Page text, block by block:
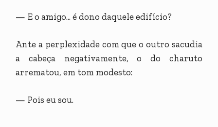
— E o amigo... é dono daquele edifício?
Ante a perplexidade com que o outro sacudia
a cabeça negativamente, o do charuto
arrematou, em tom modesto:
— Pois eu sou.